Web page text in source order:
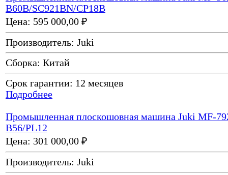
B60B/SC921BN/CP18B
Цена: 595 000,00 ₽
Производитель: Juki
Сборка: Китай
Срок гарантии: 12 месяцев
Подробнее
Промышленная плоскошовная машина Juki MF-
B56/PL12
Цена: 301 000,00 ₽
Производитель: Juki